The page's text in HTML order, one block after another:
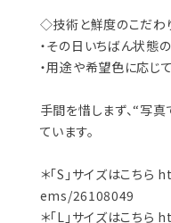
◇技術と鮮度のこだわ
・その日いちばん状態
・用途や希望色に応じ
手間を惜しまず、“写
ています。
＊「S」サイズはこちら
ems/26108049
＊「L」サイズはこちら